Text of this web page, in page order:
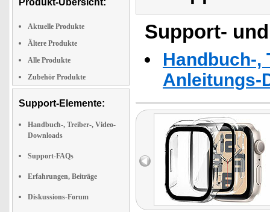
Produkt-Übersicht:
Aktuelle Produkte
Ältere Produkte
Alle Produkte
Zubehör Produkte
Support-Elemente:
Handbuch-, Treiber-, Video-
Downloads
Support-FAQs
Erfahrungen, Beiträge
Diskussions-Forum
Support-
Handbuch-,
Anleitungs-